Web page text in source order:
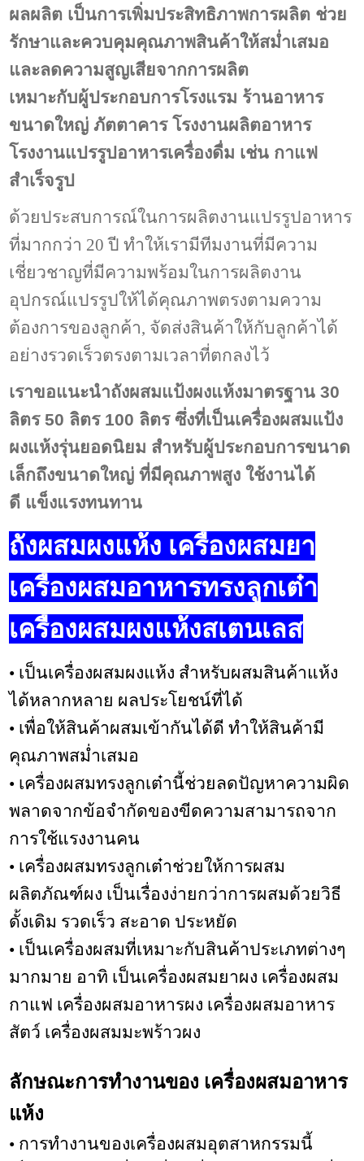
ผลผลิต เป็นการเพิ่มประสิทธิภาพการผลิต ช่วย
รักษาและควบคุมคุณภาพสินค้าให้สม่ำเสมอ
และลดความสูญเสียจากการผลิต
เหมาะกับผู้ประกอบการโรงแรม ร้านอาหาร
ขนาดใหญ่ ภัตตาคาร โรงงานผลิตอาหาร
โรงงานแปรรูปอาหารเครื่องดื่ม เช่น กาแฟ
สำเร็จรูป
ด้วยประสบการณ์ในการผลิตงานแปรรูปอาหาร
ที่มากกว่า 20 ปี ทำให้เรามีทีมงานที่มีความ
เชี่ยวชาญที่มีความพร้อมในการผลิตงาน
อุปกรณ์แปรรูปให้ได้คุณภาพตรงตามความ
ต้องการของลูกค้า, จัดส่งสินค้าให้กับลูกค้าได้
อย่างรวดเร็วตรงตามเวลาที่ตกลงไว้
เราขอแนะนำถังผสมแป้งผงแห้งมาตรฐาน 30
ลิตร 50 ลิตร 100 ลิตร ซึ่งที่เป็นเครื่องผสมแป้ง
ผงแห้งรุ่นยอดนิยม สำหรับผู้ประกอบการขนาด
เล็กถึงขนาดใหญ่ ที่มีคุณภาพสูง ใช้งานได้
ดี แข็งแรงทนทาน
ถังผสมผงแห้ง เครื่องผสมยา
เครื่องผสมอาหารทรงลูกเต๋า
เครื่องผสมผงแห้งสเตนเลส
• เป็นเครื่องผสมผงแห้ง สำหรับผสมสินค้าแห้ง
ได้หลากหลาย ผลประโยชน์ที่ได้
• เพื่อให้สินค้าผสมเข้ากันได้ดี ทำให้สินค้ามี
คุณภาพสม่ำเสมอ
• เครื่องผสมทรงลูกเต๋านี้ช่วยลดปัญหาความผิด
พลาดจากข้อจำกัดของขีดความสามารถจาก
การใช้แรงงานคน
• เครื่องผสมทรงลูกเต๋าช่วยให้การผสม
ผลิตภัณฑ์ผง เป็นเรื่องง่ายกว่าการผสมด้วยวิธี
ดั้งเดิม รวดเร็ว สะอาด ประหยัด
• เป็นเครื่องผสมที่เหมาะกับสินค้าประเภทต่างๆ
มากมาย อาทิ เป็นเครื่องผสมยาผง เครื่องผสม
กาแฟ เครื่องผสมอาหารผง เครื่องผสมอาหาร
สัตว์ เครื่องผสมมะพร้าวผง
ลักษณะการทำงานของ เครื่องผสมอาหาร
แห้ง
• การทำงานของเครื่องผสมอุตสาหกรรมนี้